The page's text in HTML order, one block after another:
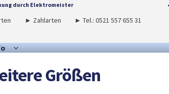
durch Elektromeister
► Zahlarten ► Tel.: 0521 557 655 31
Größen